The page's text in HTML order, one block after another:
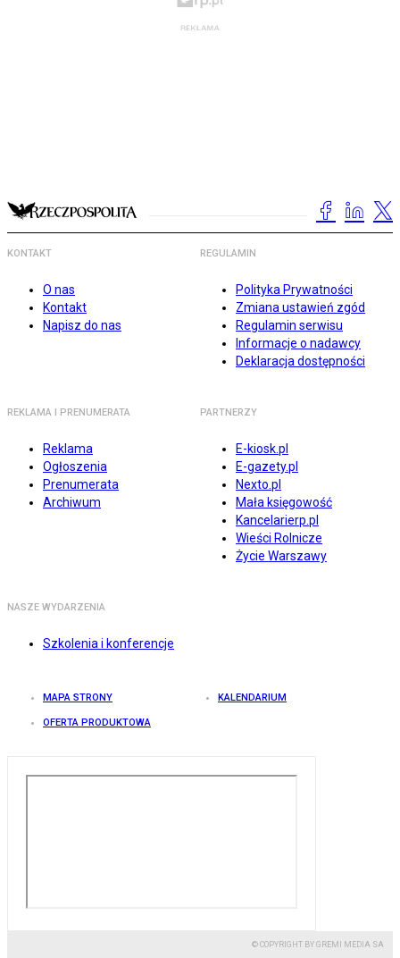
KONTAKT
O nas
Kontakt
Napisz do nas
REGULAMIN
Polityka Prywatności
Zmiana ustawień zgód
Regulamin serwisu
Informacje o nadawcy
Deklaracja dostępności
REKLAMA I PRENUMERATA
Reklama
Ogłoszenia
Prenumerata
Archiwum
PARTNERZY
E-kiosk.pl
E-gazety.pl
Nexto.pl
Mała księgowość
Kancelarierp.pl
Wieści Rolnicze
Życie Warszawy
NASZE WYDARZENIA
Szkolenia i konferencje
MAPA STRONY KALENDARIUM
OFERTA PRODUKTOWA
© COPYRIGHT BY GREMI MEDIA SA